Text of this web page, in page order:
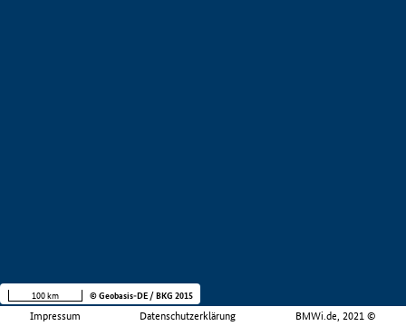
Impressum Datenschutzerklärung BMWi.de, 2021 ©
100 km © Geobasis-DE / BKG 2015